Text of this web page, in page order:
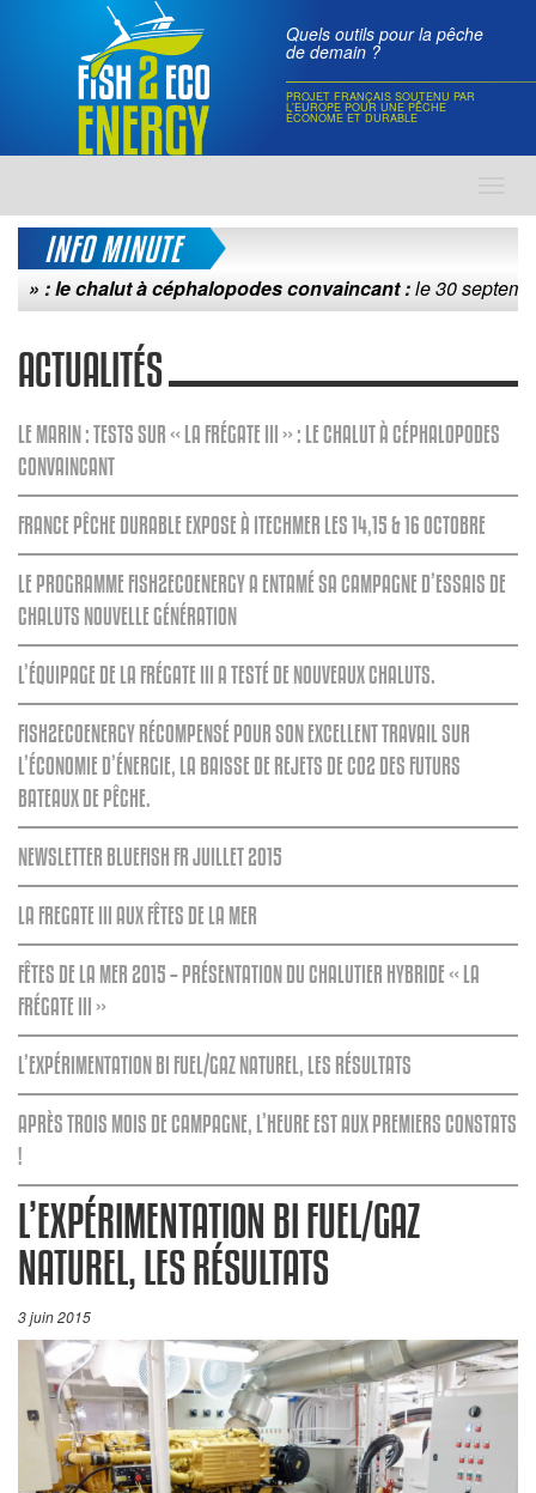
Quels outils pour la pêche
de demain ?
PROJET FRANÇAIS SOUTENU PAR
L'EUROPE POUR UNE PÊCHE
ÉCONOME ET DURABLE
INFO MINUTE
chalut à céphalopodes convaincant :le 30 septembre 2015
ACTUALITÉS
LE MARIN : TESTS SUR « LA FRÉGATE III » : LE CHALUT À CÉPHALOPODES
CONVAINCANT
FRANCE PÊCHE DURABLE EXPOSE À ITECHMER LES 14,15 & 16 OCTOBRE
LE PROGRAMME FISH2ECOENERGY A ENTAMÉ SA CAMPAGNE D’ESSAIS DE
CHALUTS NOUVELLE GÉNÉRATION
L’ÉQUIPAGE DE LA FRÉGATE III A TESTÉ DE NOUVEAUX CHALUTS.
FISH2ECOENERGY RÉCOMPENSÉ POUR SON EXCELLENT TRAVAIL SUR
L’ÉCONOMIE D’ÉNERGIE, LA BAISSE DE REJETS DE C02 DES FUTURS
BATEAUX DE PÊCHE.
NEWSLETTER BLUEFISH FR JUILLET 2015
LA FREGATE III AUX FÊTES DE LA MER
FÊTES DE LA MER 2015 – PRÉSENTATION DU CHALUTIER HYBRIDE « LA
FRÉGATE III »
L’EXPÉRIMENTATION BI FUEL/GAZ NATUREL, LES RÉSULTATS
APRÈS TROIS MOIS DE CAMPAGNE, L’HEURE EST AUX PREMIERS CONSTATS
!
L’EXPÉRIMENTATION BI FUEL/GAZ
NATUREL, LES RÉSULTATS
3 juin 2015